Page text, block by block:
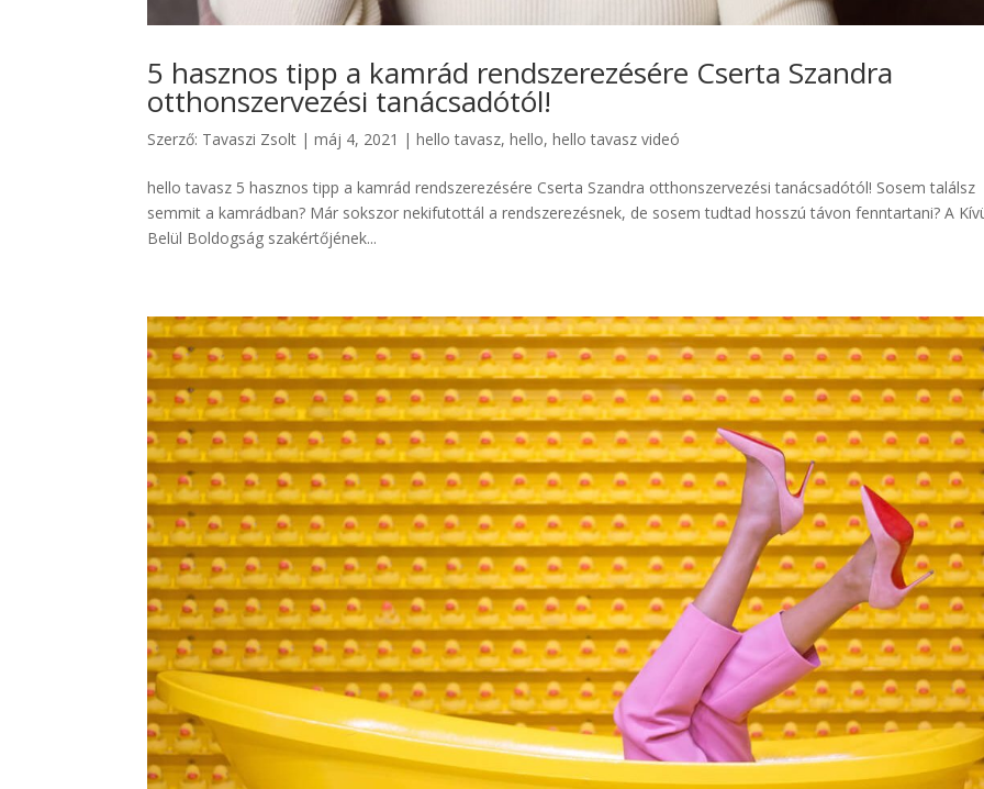
5 hasznos tipp a kamrád rendszerezésére Cserta Szandra
otthonszervezési tanácsadótól!
Szerző: Tavaszi Zsolt |máj 4, 2021 |hello tavasz,hello,hello tavasz videó
hello tavasz 5 hasznos tipp a kamrád rendszerezésére Cserta Szandra otthonszervezési tanácsadótól! Sosem találsz
semmit a kamrádban? Már sokszor nekifutottál a rendszerezésnek, de sosem tudtad hosszú távon fenntartani? A
Belül Boldogság szakértőjének...